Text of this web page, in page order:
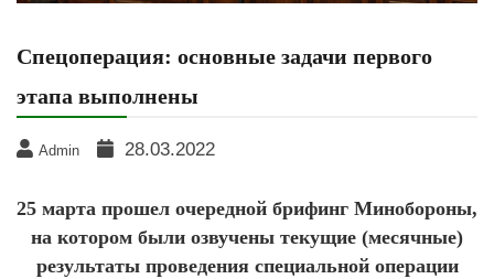
Спецоперация: основные задачи первого
этапа выполнены
Admin 28.03.2022
25 марта прошел очередной брифинг Минобороны,
на котором были озвучены текущие (месячные)
результаты проведения специальной операции